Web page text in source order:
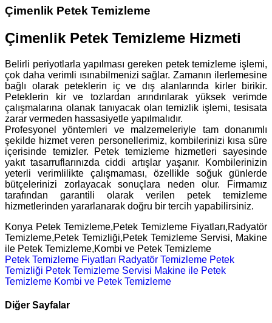
Çimenlik Petek Temizleme
Çimenlik Petek Temizleme Hizmeti
Belirli periyotlarla yapılması gereken petek temizleme işlemi,
çok daha verimli ısınabilmenizi sağlar. Zamanın ilerlemesine
bağlı olarak peteklerin iç ve dış alanlarında kirler birikir.
Peteklerin kir ve tozlardan arındırılarak yüksek verimde
çalışmalarına olanak tanıyacak olan temizlik işlemi, tesisata
zarar vermeden hassasiyetle yapılmalıdır.
Profesyonel yöntemleri ve malzemeleriyle tam donanımlı
şekilde hizmet veren personellerimiz, kombilerinizi kısa süre
içerisinde temizler. Petek temizleme hizmetleri sayesinde
yakıt tasarruflarınızda ciddi artışlar yaşanır. Kombilerinizin
yeterli verimlilikte çalışmaması, özellikle soğuk günlerde
bütçelerinizi zorlayacak sonuçlara neden olur. Firmamız
tarafından garantili olarak verilen petek temizleme
hizmetlerinden yararlanarak doğru bir tercih yapabilirsiniz.
Konya Petek Temizleme,Petek Temizleme Fiyatları,Radyatör
Temizleme,Petek Temizliği,Petek Temizleme Servisi, Makine
ile Petek Temizleme,Kombi ve Petek Temizleme
Petek Temizleme Fiyatları Radyatör Temizleme Petek
Temizliği Petek Temizleme Servisi Makine ile Petek
Temizleme Kombi ve Petek Temizleme
Diğer Sayfalar